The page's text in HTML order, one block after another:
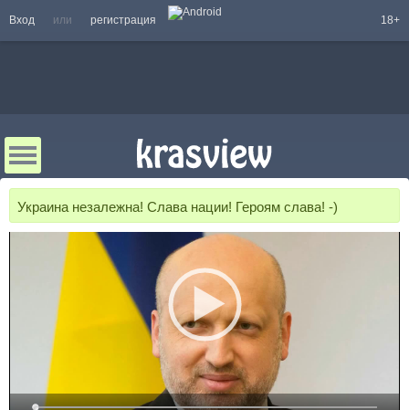
Вход или регистрация 18+
Украина незалежна! Слава нации! Героям слава! -)